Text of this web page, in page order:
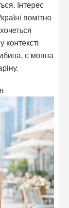
Інтерес
помітно
є мовна